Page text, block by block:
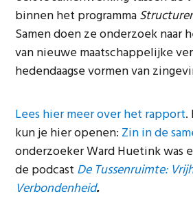
binnen het programma
Samen doen ze onderzoek naar
van nieuwe maatschappelijke
hedendaagse vormen van
Lees hier meer over het rapport.
kun je hier openen: Zin in de
onderzoeker Ward Huetink was
de podcast De Tussenruimte:
Verbondenheid.